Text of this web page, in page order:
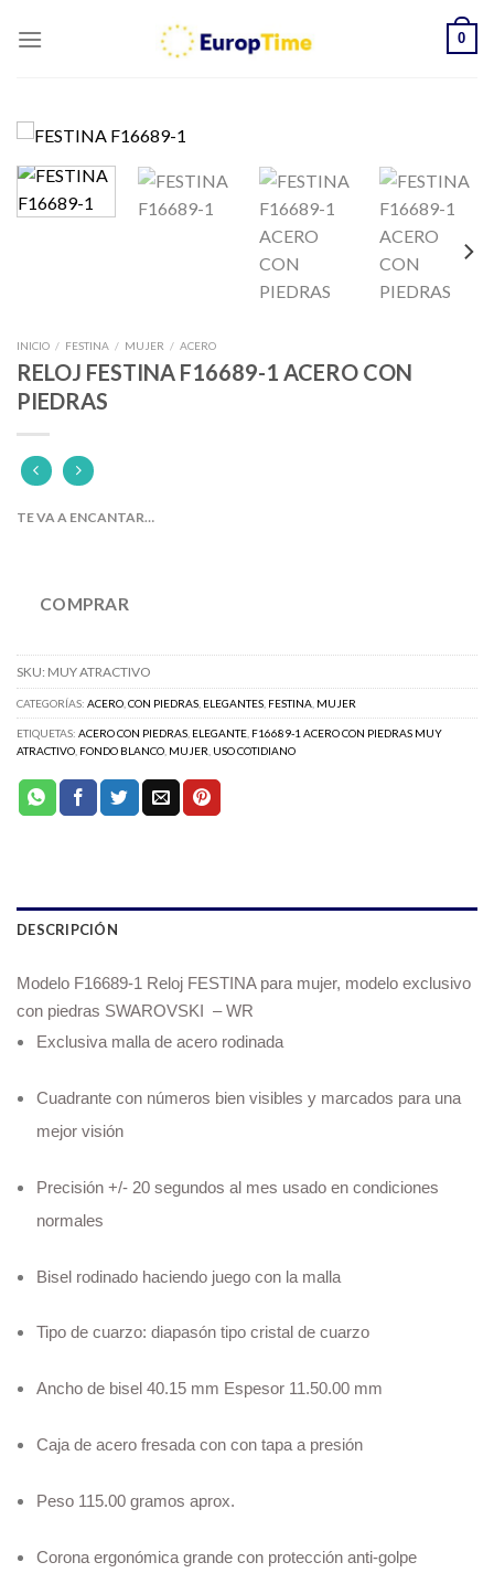
0
INICIO / FESTINA / MUJER / ACERO
RELOJ FESTINA F16689-1 ACERO CON
PIEDRAS
TE VA A ENCANTAR…
COMPRAR
SKU: MUY ATRACTIVO
CATEGORÍAS: ACERO CON PIEDRAS ELEGANTES FESTINA MUJER
ETIQUETAS: ACERO CON PIEDRAS ELEGANTE F16689-1 ACERO CON PIEDRAS MUY
ATRACTIVO FONDO BLANCO MUJER USO COTIDIANO
DESCRIPCIÓN
Modelo F16689-1 Reloj FESTINA para mujer, modelo exclusivo
con piedras SWAROVSKI – WR
Exclusiva malla de acero rodinada
Cuadrante con números bien visibles y marcados para una
mejor visión
Precisión +/- 20 segundos al mes usado en condiciones
normales
Bisel rodinado haciendo juego con la malla
Tipo de cuarzo: diapasón tipo cristal de cuarzo
Ancho de bisel 40.15 mm Espesor 11.50.00 mm
Caja de acero fresada con con tapa a presión
Peso 115.00 gramos aprox.
Corona ergonómica grande con protección anti-golpe